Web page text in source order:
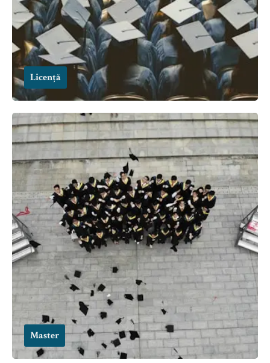
Licență
Master